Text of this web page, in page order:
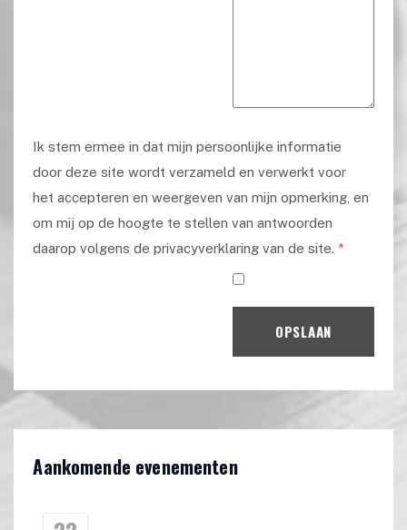
Ik stem ermee in dat mijn persoonlijke informatie
door deze site wordt verzameld en verwerkt voor
het accepteren en weergeven van mijn opmerking, en
om mij op de hoogte te stellen van antwoorden
daarop volgens de privacyverklaring van de site. *
OPSLAAN
Aankomende evenementen